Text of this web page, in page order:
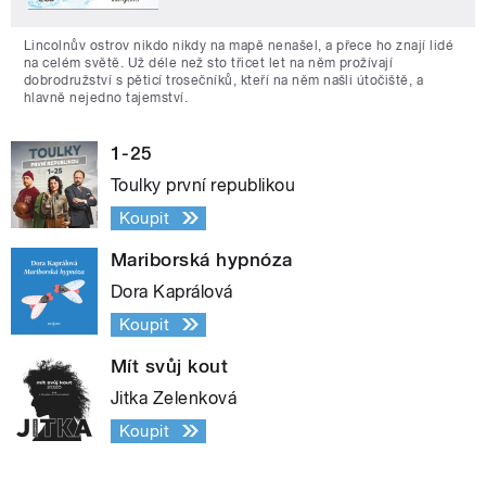
Lincolnův ostrov nikdo nikdy na mapě nenašel, a přece ho znají lidé
na celém světě. Už déle než sto třicet let na něm prožívají
dobrodružství s pěticí trosečníků, kteří na něm našli útočiště, a
hlavně nejedno tajemství.
1-25
Toulky první republikou
Koupit
Mariborská hypnóza
Dora Kaprálová
Koupit
Mít svůj kout
Jitka Zelenková
Koupit